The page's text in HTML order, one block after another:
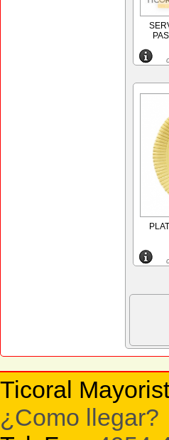
Ticoral
¿Como llegar?